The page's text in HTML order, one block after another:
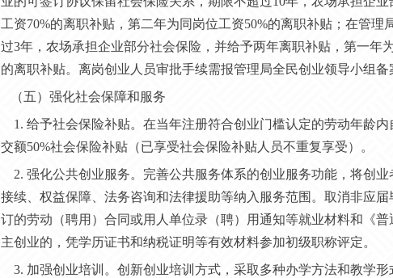
工资70%的离职补贴，第二年为同岗位工资50%的离职补贴；在管
过3年，农场承担企业部分社会保险，并给予两年离职补贴，第一年
的离职补贴。离岗创业人员审批手续需报管理局全民创业领导小组备
（五）强化社会保障和服务
1. 给予社会保险补贴。在当年注册符合创业门槛认定的劳动年龄
交额50%社会保险补贴（已享受社会保险补贴人员不重复享受）。
2. 强化公共创业服务。完善公共服务体系的创业服务功能，将创
接续、权益保障、法务咨询和法律援助等纳入服务范围。取消非应
订的劳动（聘用）合同或用人单位录（聘）用通知等就业材料和《
主创业的，凭学历证书和纳税证明等有效材料参加初级职称评定。
3. 加强创业培训。创新创业培训方式，采取多种办学方法和教学